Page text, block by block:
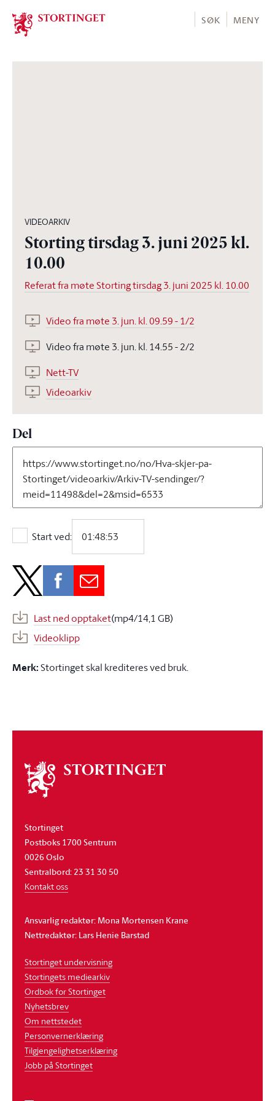
Stortinget.no
SØK MENY
VIDEOARKIV
Storting tirsdag 3. juni 2025 kl.
10.00
Referat fra møte Storting tirsdag 3. juni 2025 kl. 10.00
Video fra møte 3. jun. kl. 09.59 - 1/2
Video fra møte 3. jun. kl. 14.55 - 2/2
Nett-TV
Videoarkiv
Del
Start ved:
Start ved:
Last ned opptaket(mp4/14,1 GB)
Videoklipp
Merk:Stortinget skal krediteres ved bruk.
Om
stortinget
Stortinget
Postboks 1700 Sentrum
0026 Oslo
Sentralbord: 23 31 30 50
Kontakt oss
Ansvarlig redaktør: Mona Mortensen Krane
Nettredaktør: Lars Henie Barstad
Stortinget undervisning
Stortingets mediearkiv
Ordbok for Stortinget
Nyhetsbrev
Om nettstedet
Personvernerklæring
Tilgjengelighetserklæring
Jobb på Stortinget